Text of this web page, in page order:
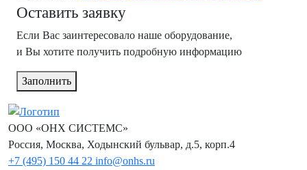
Оставить заявку
Если Вас заинтересовало наше оборудование,
и Вы хотите получить подробную информацию
Заполнить
ООО «ОНХ СИСТЕМС»
Россия, Москва, Ходынский бульвар, д.5, корп.4
+7 (495) 150 44 22 info@onhs.ru